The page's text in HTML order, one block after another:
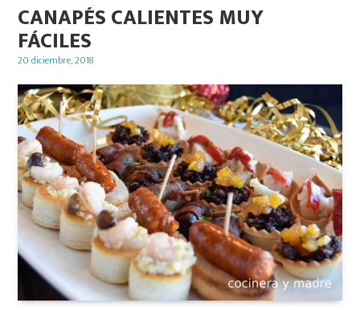
CANAPÉS CALIENTES MUY
FÁCILES
Posted
20 diciembre, 2018